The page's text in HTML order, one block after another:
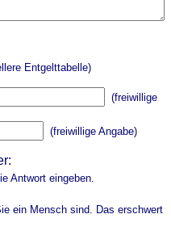
Entgelttabelle)
(freiwillige
(freiwillige Angabe)
Antwort eingeben.
ein Mensch sind. Das erschwert